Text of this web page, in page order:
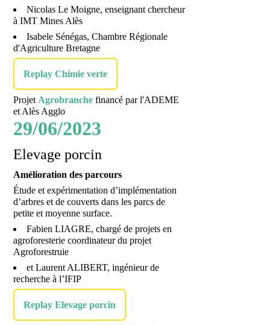
Nicolas Le Moigne, enseignant chercheur
à IMT Mines Alès
Isabele Sénégas, Chambre Régionale
d'Agriculture Bretagne
Replay Chimie verte
Projet Agrobranchefinancé par l'ADEME
et Alès Agglo
29/06/2023
Elevage porcin
Amélioration des parcours
Étude et expérimentation d’implémentation
d’arbres et de couverts dans les parcs de
petite et moyenne surface.
Fabien LIAGRE, chargé de projets en
agroforesterie coordinateur du projet
Agroforestruie
et Laurent ALIBERT, ingénieur de
recherche à l’IFIP
Replay Elevage porcin